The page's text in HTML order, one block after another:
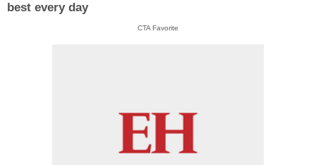
best every day
CTA Favorite